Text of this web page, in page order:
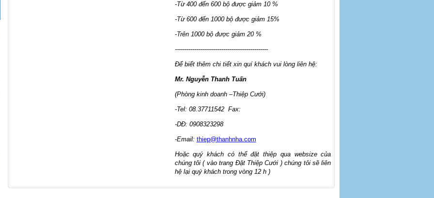
-Từ 400 đến 600 bộ được giảm 10 %
-Từ 600 đến 1000 bộ được giảm 15%
-Trên 1000 bộ được giảm 20 %
------------------------------------------------
Để biết thêm chi tiết xin quí khách vui lòng liên hệ:
Mr. Nguyễn Thanh Tuấn
(Phòng kinh doanh –Thiệp Cưới)
-Tel: 08.37711542 Fax:
-DĐ: 0908323298
-Email: thiep@thanhnha.com
Hoặc quý khách có thể đặt thiệp qua websize của
chúng tôi ( vào trang Đặt Thiệp Cưới ) chúng tôi sẽ liên
hệ lại quý khách trong vòng 12 h )